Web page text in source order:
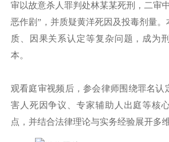
审以故意杀人罪判处林某某死刑，二审
恶作剧”，并质疑黄洋死因及投毒剂量
质、因果关系认定等复杂问题，成为
本。
观看庭审视频后，参会律师围绕罪名认
害人死因争议、专家辅助人出庭等核
点，并结合法律理论与实务经验展开多